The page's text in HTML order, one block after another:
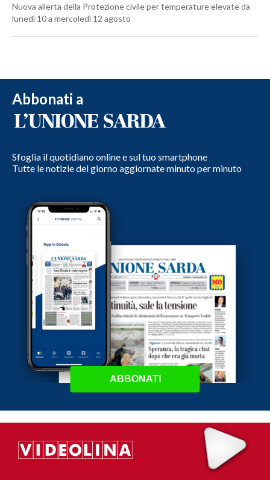
Nuova allerta della Protezione civile per temperature elevate da
lunedì 10 a mercoledì 12 agosto
Abbonati a
Sfoglia il quotidiano online e sul tuo smartphone
Tutte le notizie del giorno aggiornate minuto per minuto
ABBONATI